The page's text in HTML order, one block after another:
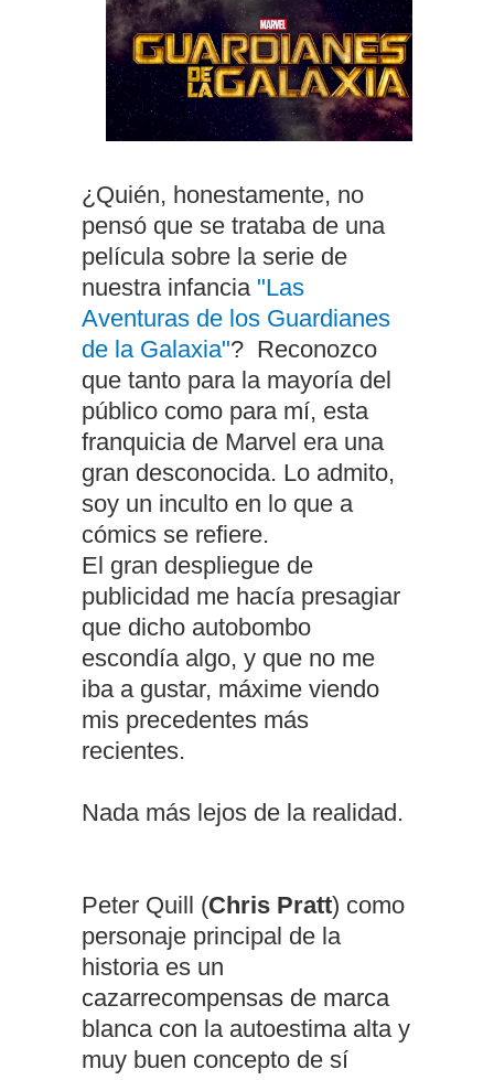
¿Quién, honestamente, no
pensó que se trataba de una
película sobre la serie de
nuestra infancia "Las
Aventuras de los Guardianes
de la Galaxia"? Reconozco
que tanto para la mayoría del
público como para mí, esta
franquicia de Marvel era una
gran desconocida. Lo admito,
soy un inculto en lo que a
cómics se refiere.
El gran despliegue de
publicidad me hacía presagiar
que dicho autobombo
escondía algo, y que no me
iba a gustar, máxime viendo
mis precedentes más
recientes.
Nada más lejos de la realidad.
Peter Quill (Chris Pratt) como
personaje principal de la
historia es un
cazarrecompensas de marca
blanca con la autoestima alta y
muy buen concepto de sí